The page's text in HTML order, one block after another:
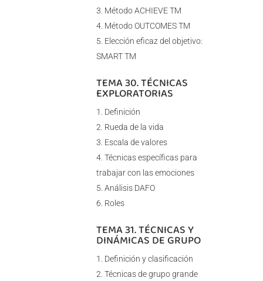
Método ACHIEVE TM
Método OUTCOMES TM
Elección eficaz del objetivo:
SMART TM
TEMA 30. TÉCNICAS
EXPLORATORIAS
Definición
Rueda de la vida
Escala de valores
Técnicas específicas para
trabajar con las emociones
Análisis DAFO
Roles
TEMA 31. TÉCNICAS Y
DINÁMICAS DE GRUPO
Definición y clasificación
Técnicas de grupo grande